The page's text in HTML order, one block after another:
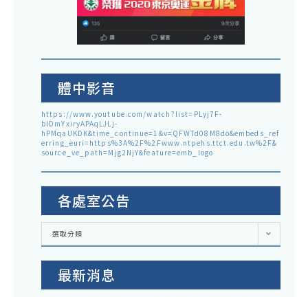
體中影音
https://www.youtube.com/watch?list=PLyj7F-
blDmYxiryAPAqLJLj-
hPMqaUKDK&time_continue=1&v=QFWTd08M8do&embeds_ref
erring_euri=https%3A%2F%2Fwww.ntpehs.ttct.edu.tw%2F&
source_ve_path=Mjg2NjY&feature=emb_logo
各處室公告
各
室
選取分類
最新消息